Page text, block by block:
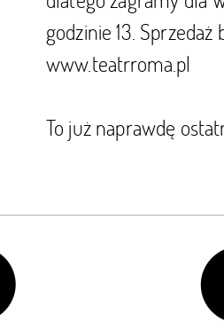
godzinie 13.
www.teatrroma.pl
To już naprawdę